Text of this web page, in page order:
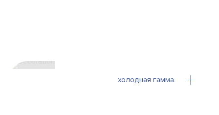
холодная гамма